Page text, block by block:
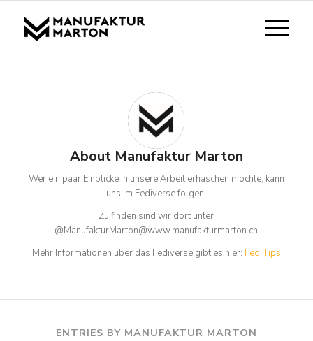
About Manufaktur Marton
Wer ein paar Einblicke in unsere Arbeit erhaschen möchte, kann
uns im Fediverse folgen.
Zu finden sind wir dort unter
@ManufakturMarton@www.manufakturmarton.ch
Mehr Informationen über das Fediverse gibt es hier: Fedi.Tips
ENTRIES BY MANUFAKTUR MARTON